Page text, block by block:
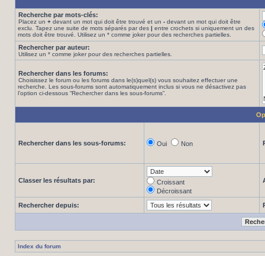
Recherche par mots-clés:
Placez un + devant un mot qui doit être trouvé et un - devant un mot qui doit être
exclu. Tapez une suite de mots séparés par des | entre crochets si uniquement un des
mots doit être trouvé. Utilisez un * comme joker pour des recherches partielles.
Rechercher par auteur:
Utilisez un * comme joker pour des recherches partielles.
Rechercher dans les forums:
Choisissez le forum ou les forums dans le(s)quel(s) vous souhaitez effectuer une
recherche. Les sous-forums sont automatiquement inclus si vous ne désactivez pas
l’option ci-dessous “Rechercher dans les sous-forums”.
Rechercher dans les sous-forums: Oui Non
Classer les résultats par:
Croissant
Décroissant
Rechercher depuis:
Index du forum